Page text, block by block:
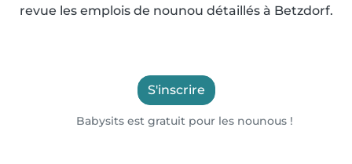
revue les emplois de nounou détaillés à Betzdorf.
S'inscrire
Babysits est gratuit pour les nounous !